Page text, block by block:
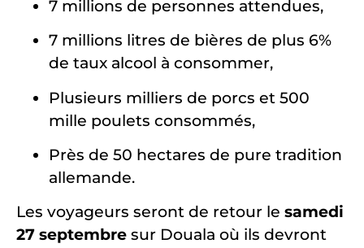
7 millions de personnes attendues,
7 millions litres de bières de plus 6%
de taux alcool à consommer,
Plusieurs milliers de porcs et 500
mille poulets consommés,
Près de 50 hectares de pure tradition
allemande.
Les voyageurs seront de retour le samedi
27 septembre sur Douala où ils devront